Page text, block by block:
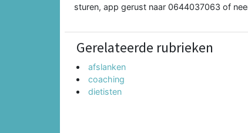
sturen, app gerust naar 0644037063 of
Gerelateerde rubrieken
afslanken
coaching
dietisten